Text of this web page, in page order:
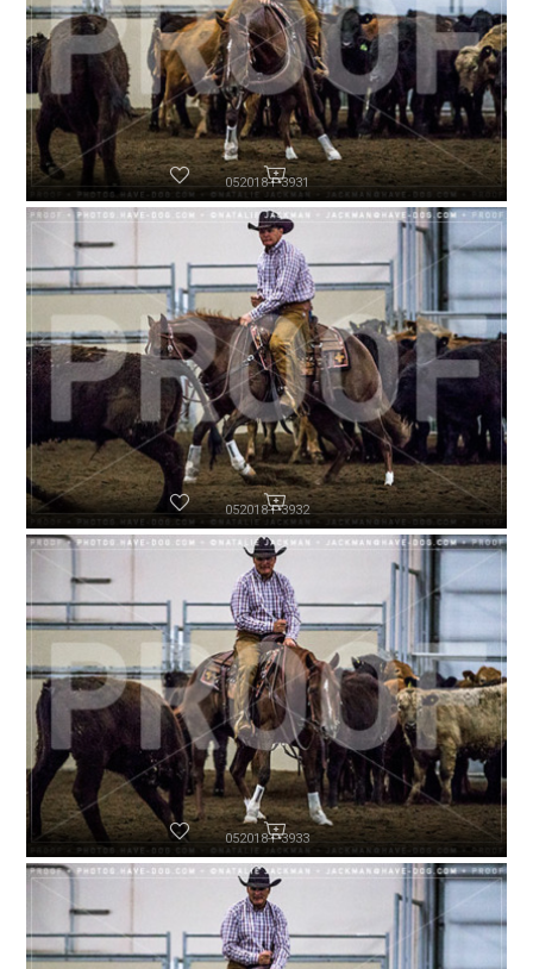
052018-P3931
052018-P3932
052018-P3933